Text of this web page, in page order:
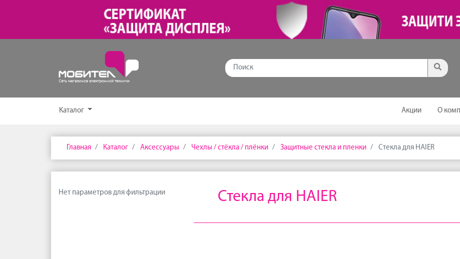
Каталог Акции О
Главная Каталог Аксессуары Чехлы / стёкла / плёнки Защитные стекла и пленки Стекла для HAIER
Нет параметров для фильтрации Стекла для HAIER